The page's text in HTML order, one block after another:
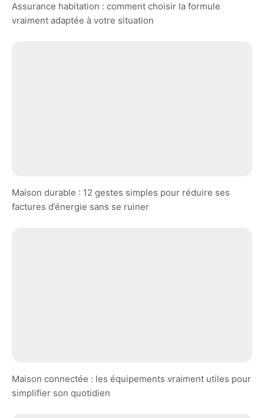
Assurance habitation : comment choisir la formule
vraiment adaptée à votre situation
Maison durable : 12 gestes simples pour réduire ses
factures d’énergie sans se ruiner
Maison connectée : les équipements vraiment utiles pour
simplifier son quotidien